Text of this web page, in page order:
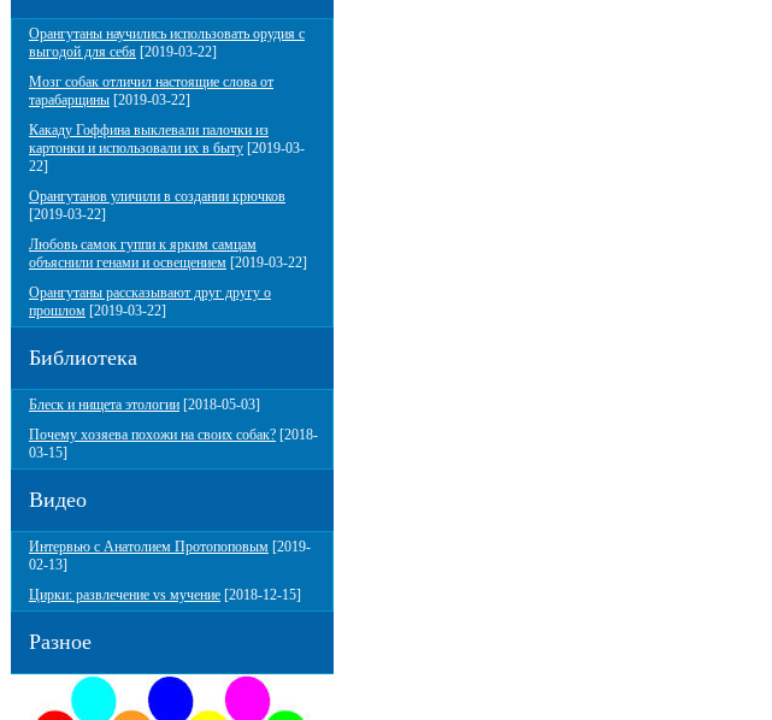
Орангутаны научились использовать орудия с
выгодой для себя [2019-03-22]
Мозг собак отличил настоящие слова от
тарабарщины [2019-03-22]
Какаду Гоффина выклевали палочки из
картонки и использовали их в быту [2019-03-
22]
Орангутанов уличили в создании крючков
[2019-03-22]
Любовь самок гуппи к ярким самцам
объяснили генами и освещением [2019-03-22]
Орангутаны рассказывают друг другу о
прошлом [2019-03-22]
Библиотека
Блеск и нищета этологии [2018-05-03]
Почему хозяева похожи на своих собак? [2018-
03-15]
Видео
Интервью с Анатолием Протопоповым [2019-
02-13]
Цирки: развлечение vs мучение [2018-12-15]
Разное